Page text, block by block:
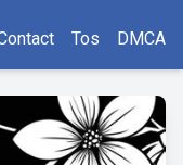
Tos DMCA